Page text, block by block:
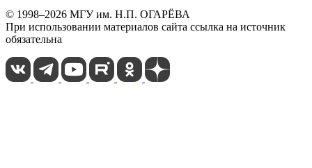
© 1998–2026 МГУ им. Н.П. ОГАРЁВА
При использовании материалов сайта ссылка на источник
обязательна